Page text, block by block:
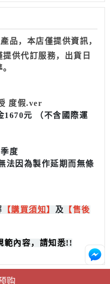
品，本店僅提供資訊，
供代訂服務，出貨日
度假.ver
1670元 （不含國際運
度
法因為製作延期而無條
【購買須知 】 及
【售後
範內容，請知悉!!
购